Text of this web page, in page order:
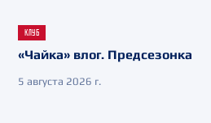
КЛУБ
«Чайка» влог. Предсезонка
5 августа 2026 г.